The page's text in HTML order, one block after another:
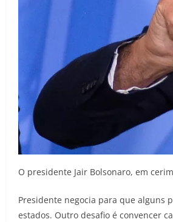
O presidente Jair Bolsonaro, em
Presidente negocia para que alguns
estados. Outro desafio é convencer